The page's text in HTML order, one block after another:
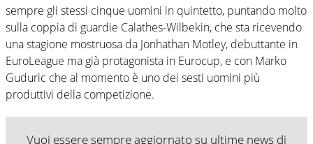
sempre gli stessi cinque uomini in quintetto, puntando molto
sulla coppia di guardie Calathes-Wilbekin, che sta ricevendo
una stagione mostruosa da Jonhathan Motley, debuttante in
EuroLeague ma già protagonista in Eurocup, e con Marko
Guduric che al momento è uno dei sesti uomini più
produttivi della competizione.
Vuoi essere sempre aggiornato su ultime news di